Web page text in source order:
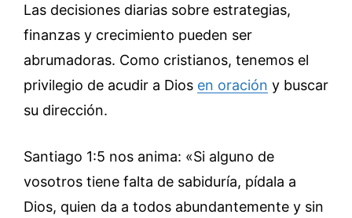
Las decisiones diarias sobre estrategias,
finanzas y crecimiento pueden ser
abrumadoras. Como cristianos, tenemos el
privilegio de acudir a Dios en oración y buscar
su dirección.
Santiago 1:5 nos anima: «Si alguno de
vosotros tiene falta de sabiduría, pídala a
Dios, quien da a todos abundantemente y sin